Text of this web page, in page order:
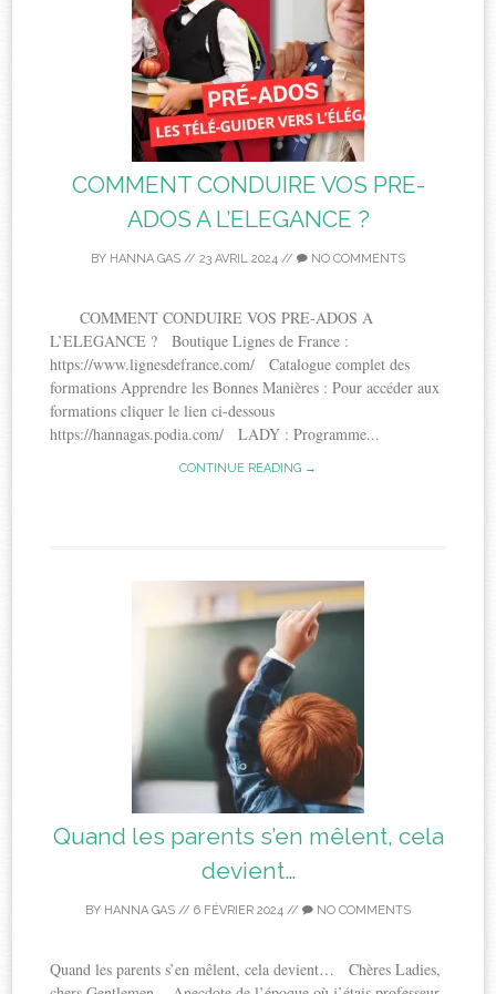
COMMENT CONDUIRE VOS PRE-
ADOS A L’ELEGANCE ?
BY HANNA GAS // 23 AVRIL 2024 // NO COMMENTS
COMMENT CONDUIRE VOS PRE-ADOS A
L’ELEGANCE ? Boutique Lignes de France :
https://www.lignesdefrance.com/ Catalogue complet des
formations Apprendre les Bonnes Manières : Pour accéder aux
formations cliquer le lien ci-dessous
https://hannagas.podia.com/ LADY : Programme...
CONTINUE READING →
Quand les parents s’en mêlent, cela
devient…
BY HANNA GAS // 6 FÉVRIER 2024 // NO COMMENTS
Quand les parents s’en mêlent, cela devient… Chères Ladies,